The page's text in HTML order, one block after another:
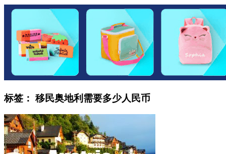
标签： 移民奥地利需要多少人民币